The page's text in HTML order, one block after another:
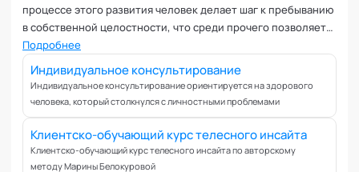
Клиентский менеджмент
Когнитивные способности
Коммуникационная стратегия
Коммуникация в команде
Корпоративная культура и этика
Коучинг команд
процессе этого развития человек делает шаг к пребыванию
в собственной целостности, что среди прочего позволяет
ему открыть новые способы своей реализации. Это
сочетание западной и восточной концепций развития.
Данный проект включает в себя достижения современной
науки, новые концепции психологического и физического
здоровья, и новые идеи развития творческих способностей
человека.
Подробнее
Индивидуальное консультирование
Индивидуальное консультирование ориентируется на здорового
человека, который столкнулся с личностными проблемами
Клиентско-обучающий курс телесного инсайта
Клиентско-обучающий курс телесного инсайта по авторскому
методу Марины Белокуровой